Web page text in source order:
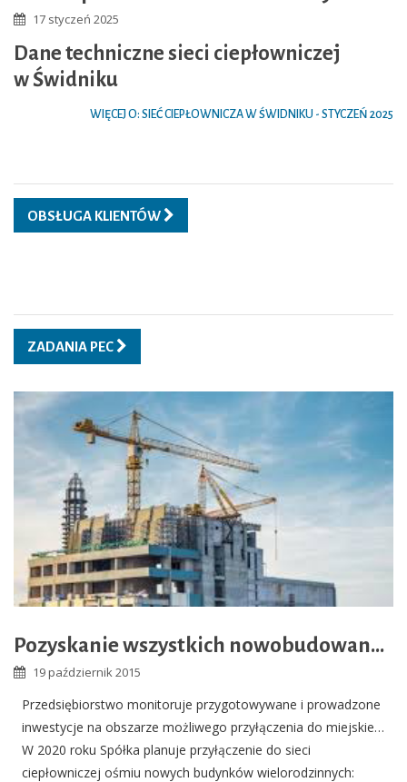
17 styczeń 2025
Dane techniczne sieci ciepłowniczej
w Świdniku
WIĘCEJ O: SIEĆ CIEPŁOWNICZA W ŚWIDNIKU - STYCZEŃ 2025
OBSŁUGA KLIENTÓW
ZADANIA PEC
Pozyskanie wszystkich nowobudowanych obiektów w zasięgu sieci ciepłowniczych.
19 październik 2015
Przedsiębiorstwo monitoruje przygotowywane i prowadzone
inwestycje na obszarze możliwego przyłączenia do miejskiej
sieci ciepłowniczej.
W 2020 roku Spółka planuje przyłączenie do sieci
ciepłowniczej ośmiu nowych budynków wielorodzinnych: